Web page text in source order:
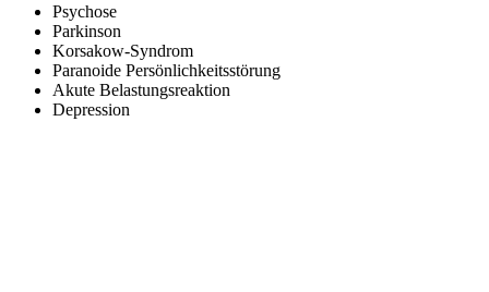
Psychose
Parkinson
Korsakow-Syndrom
Paranoide Persönlichkeitsstörung
Akute Belastungsreaktion
Depression